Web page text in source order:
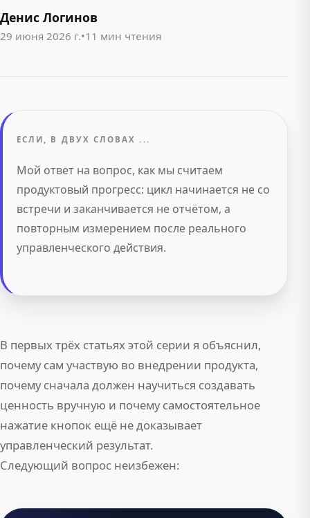
Денис Логинов
29 июня 2026 г.•11 мин чтения
ЕСЛИ, В ДВУХ СЛОВАХ ...
Мой ответ на вопрос, как мы считаем
продуктовый прогресс: цикл начинается не со
встречи и заканчивается не отчётом, а
повторным измерением после реального
управленческого действия.
В первых трёх статьях этой серии я объяснил,
почему сам участвую во внедрении продукта,
почему сначала должен научиться создавать
ценность вручную и почему самостоятельное
нажатие кнопок ещё не доказывает
управленческий результат.
Следующий вопрос неизбежен: